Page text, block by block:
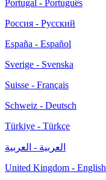
Portugal - Português
Россия - Русский
España - Español
Sverige - Svenska
Suisse - Français
Schweiz - Deutsch
Türkiye - Türkçe
العربية - العربية
United Kingdom - English